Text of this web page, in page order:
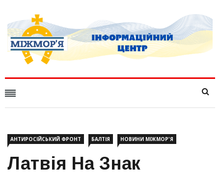
АНТИРОСІЙСЬКИЙ ФРОНТ БАЛТІЯ НОВИНИ МІЖМОР'Я
Латвія На Знак